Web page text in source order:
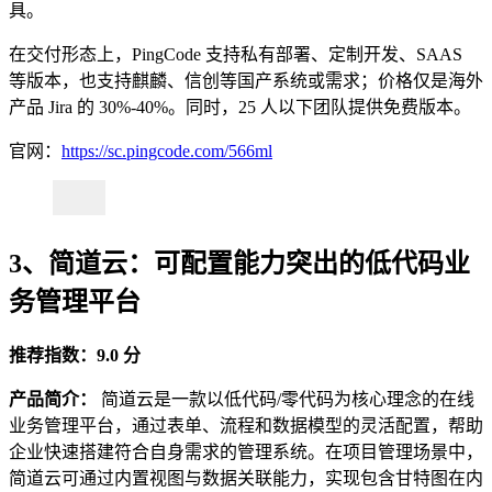
具。
在交付形态上，PingCode 支持私有部署、定制开发、SAAS
等版本，也支持麒麟、信创等国产系统或需求；价格仅是海外
产品 Jira 的 30%-40%。同时，25 人以下团队提供免费版本。
官网： https://sc.pingcode.com/566ml
3、简道云：可配置能力突出的低代码业
务管理平台
推荐指数：9.0 分
产品简介：
简道云是一款以低代码/零代码为核心理念的在线
业务管理平台，通过表单、流程和数据模型的灵活配置，帮助
企业快速搭建符合自身需求的管理系统。在项目管理场景中，
简道云可通过内置视图与数据关联能力，实现包含甘特图在内